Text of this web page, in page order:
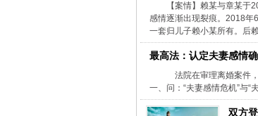
【案情】赖某与章某
感情逐渐出现裂痕。2018年
一套归儿子赖小某所有。后
最高法：认定夫妻感情
法院在审理离婚案件
一、问：“夫妻感情危机”与“
双方